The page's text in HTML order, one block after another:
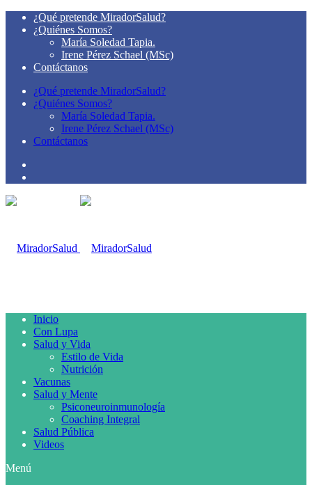
¿Qué pretende MiradorSalud?
¿Quiénes Somos?
María Soledad Tapia.
Irene Pérez Schael (MSc)
Contáctanos
¿Qué pretende MiradorSalud?
¿Quiénes Somos?
María Soledad Tapia.
Irene Pérez Schael (MSc)
Contáctanos
Inicio
Con Lupa
Salud y Vida
Estilo de Vida
Nutrición
Vacunas
Salud y Mente
Psiconeuroinmunología
Coaching Integral
Salud Pública
Videos
Menú